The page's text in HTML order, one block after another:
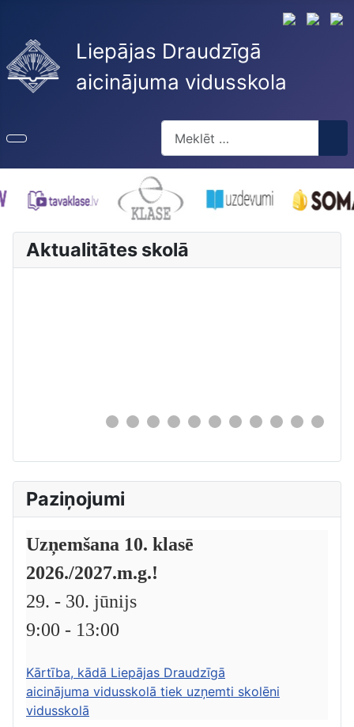
Liepājas Draudzīgā
aicinājuma vidusskola
Type 2 or more characters for
Aktualitātes skolā
Paziņojumi
Uzņemšana 10. klasē
2026./2027.m.g.!
29. - 30. jūnijs
9:00 - 13:00
Kārtība, kādā Liepājas Draudzīgā
aicinājuma vidusskolā tiek uzņemti skolēni
vidusskolā